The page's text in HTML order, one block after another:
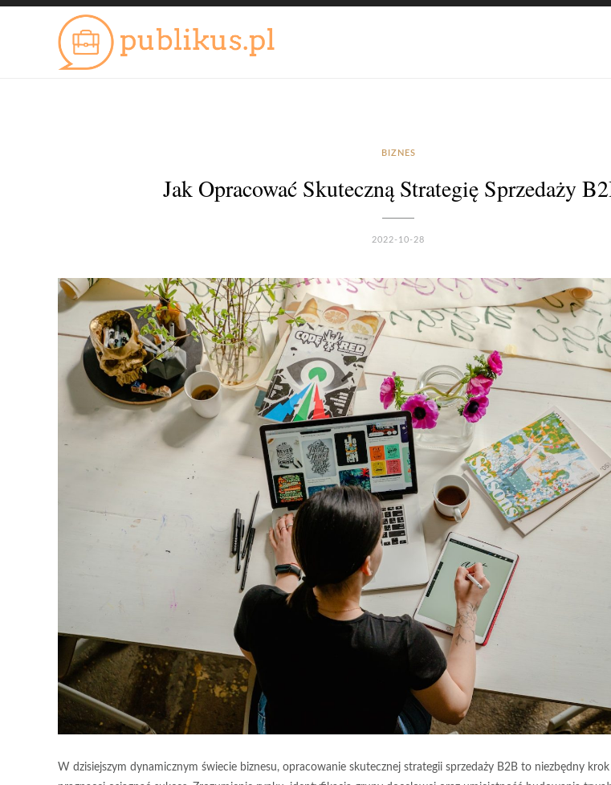
BIZNES
Jak Opracować Skuteczną Strategię Sprzedaży
2022-10-28
W dzisiejszym dynamicznym świecie biznesu, opracowanie skutecznej strategii sprzedaży B2B to niezbędny